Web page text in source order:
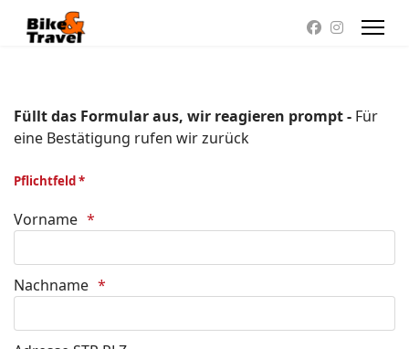
Füllt das Formular aus, wir reagieren prompt - Für
eine Bestätigung rufen wir zurück
Pflichtfeld *
Vorname
Nachname